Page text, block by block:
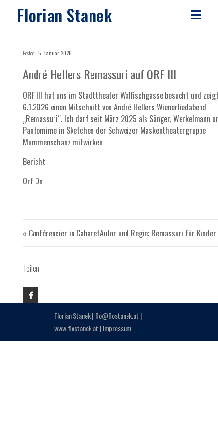
Florian Stanek
Posted: 5. Januar 2026
André Hellers Remassuri auf ORF III
ORF III hat uns im Stadttheater Walfischgasse besucht und
6.1.2026 einen Mitschnitt von André Hellers Wienerliedabend
„Remassuri“. Ich darf seit März 2025 als Sänger, Werkelmann
Pantomime in Sketchen der Schweizer Maskentheatergruppe
Mummenschanz mitwirken.
Bericht
Orf On
« Conférencier in CabaretAutor und Regie: Remassuri für
Teilen
Florian Stanek |flo@flostanek.at |
www.flostanek.at |Impressum